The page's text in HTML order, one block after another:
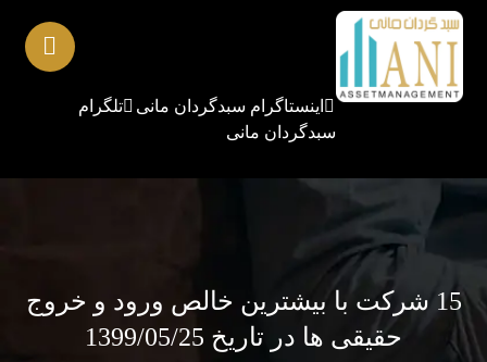
اینستاگرام سبدگردان مانی
تلگرام
سبدگردان مانی
15 شرکت با بیشترین خالص ورود و خروج
حقیقی ها در تاریخ 1399/05/25